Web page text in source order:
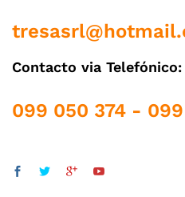
Contacto via Telefónico:
099 050 374 -